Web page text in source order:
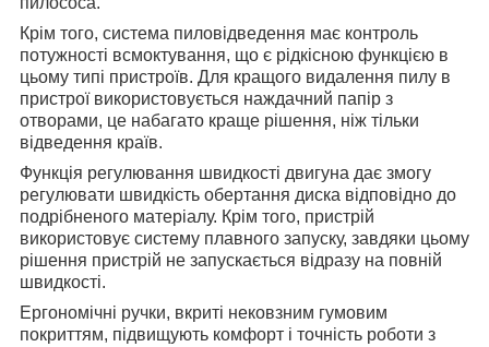
Крім того, система пиловідведення має контроль
потужності всмоктування, що є рідкісною функцією в
цьому типі пристроїв. Для кращого видалення пилу в
пристрої використовується наждачний папір з
отворами, це набагато краще рішення, ніж тільки
відведення країв.
Функція регулювання швидкості двигуна дає змогу
регулювати швидкість обертання диска відповідно до
подрібненого матеріалу. Крім того, пристрій
використовує систему плавного запуску, завдяки цьому
рішення пристрій не запускається відразу на повній
швидкості.
Ергономічні ручки, вкриті нековзним гумовим
покриттям, підвищують комфорт і точність роботи з